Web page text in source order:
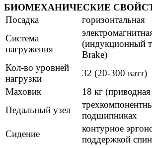
БИОМЕХАНИЧЕСКИЕ
Посадка
горизонтальная
Система
нагружения
(индукционный
Brake)
Кол-во уровней
нагрузки
32 (20-300 ватт)
Маховик
18 кг
Педальный узел
подшипниках
Сидение
контурное
поддержкой